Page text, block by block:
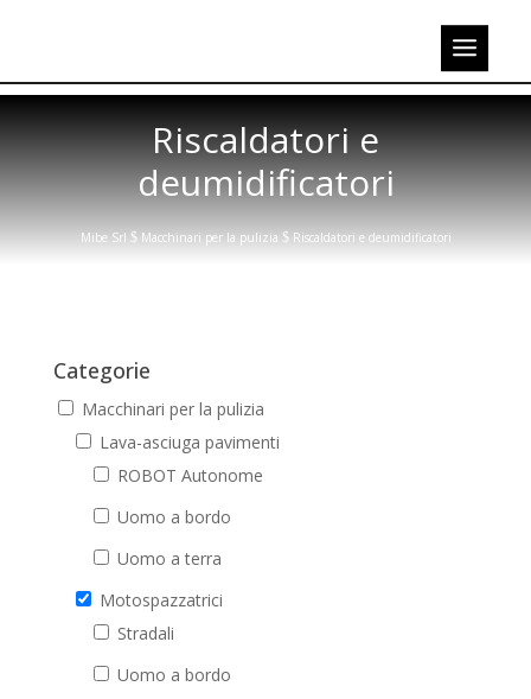
Riscaldatori e
deumidificatori
Mibe Srl $ Macchinari per la pulizia $ Riscaldatori e deumidificatori
Categorie
Macchinari per la pulizia
Lava-asciuga pavimenti
ROBOT Autonome
Uomo a bordo
Uomo a terra
Motospazzatrici
Stradali
Uomo a bordo